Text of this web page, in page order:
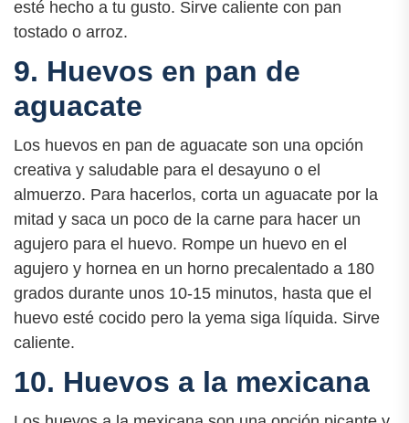
esté hecho a tu gusto. Sirve caliente con pan
tostado o arroz.
9. Huevos en pan de
aguacate
Los huevos en pan de aguacate son una opción
creativa y saludable para el desayuno o el
almuerzo. Para hacerlos, corta un aguacate por la
mitad y saca un poco de la carne para hacer un
agujero para el huevo. Rompe un huevo en el
agujero y hornea en un horno precalentado a 180
grados durante unos 10-15 minutos, hasta que el
huevo esté cocido pero la yema siga líquida. Sirve
caliente.
10. Huevos a la mexicana